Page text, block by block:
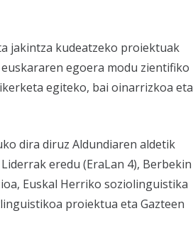
jakintza kudeatzeko proiektuak
egoera modu zientifiko
egiteko, bai oinarrizkoa eta
dira diruz Aldundiaren aldetik
eredu (EraLan 4), Berbekin
Euskal Herriko soziolinguistika
proiektua eta Gazteen